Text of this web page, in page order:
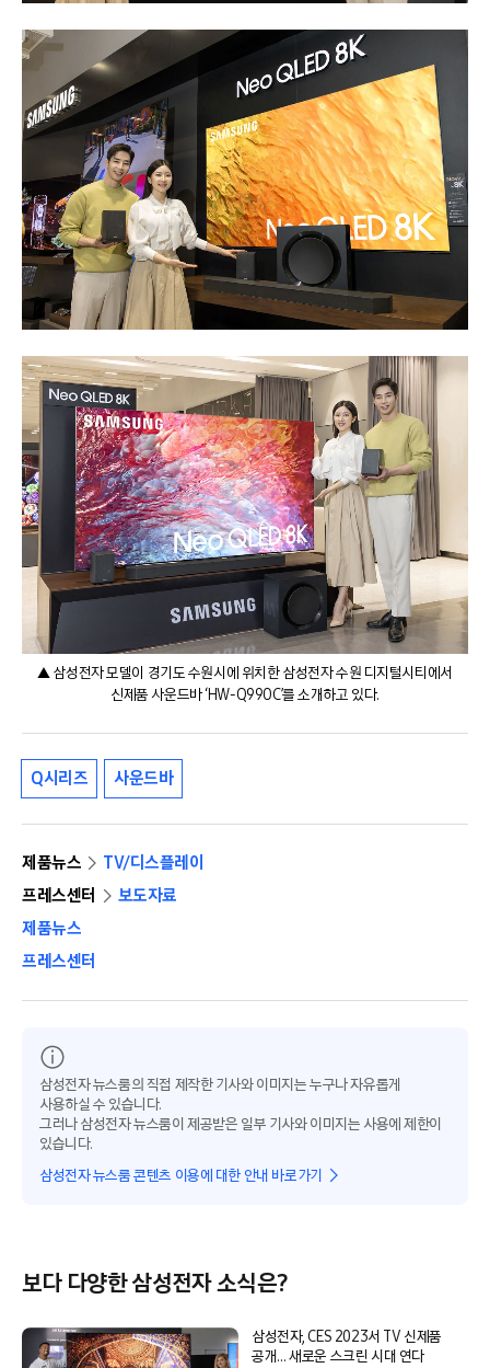
▲ 삼성전자 모델이 경기도 수원시에 위치한 삼성전자 수원 디지털시티에서
신제품 사운드바 ‘HW-Q990C’를 소개하고 있다.
Q시리즈 사운드바
제품뉴스
TV/디스플레이
프레스센터
보도자료
제품뉴스
프레스센터
삼성전자 뉴스룸의 직접 제작한 기사와 이미지는 누구나 자유롭게
사용하실 수 있습니다.
그러나 삼성전자 뉴스룸이 제공받은 일부 기사와 이미지는 사용에 제한이
있습니다.
삼성전자 뉴스룸 콘텐츠 이용에 대한 안내 바로가기
보다 다양한 삼성전자 소식은?
삼성전자, CES 2023서 TV 신제품
공개… 새로운 스크린 시대 연다